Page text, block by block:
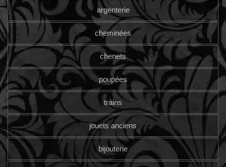
argenterie
cheminées
chenets
poupées
trains
jouets anciens
bijouterie